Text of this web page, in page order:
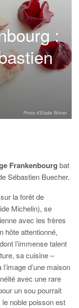
:
Photo d'Élodie Winter
Frankenbourg bat
Sébastien Buecher.
la forêt de
Michelin), se
avec les frères
hôte attentionné,
l’immense talent
sa cuisine –
d’une maison
avec une rare
un sou pourrait
noble poisson est